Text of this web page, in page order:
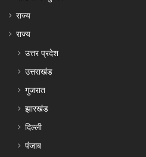
राज्य
राज्य
उत्तर प्रदेश
उत्तराखंड
गुजरात
झारखंड
दिल्ली
पंजाब